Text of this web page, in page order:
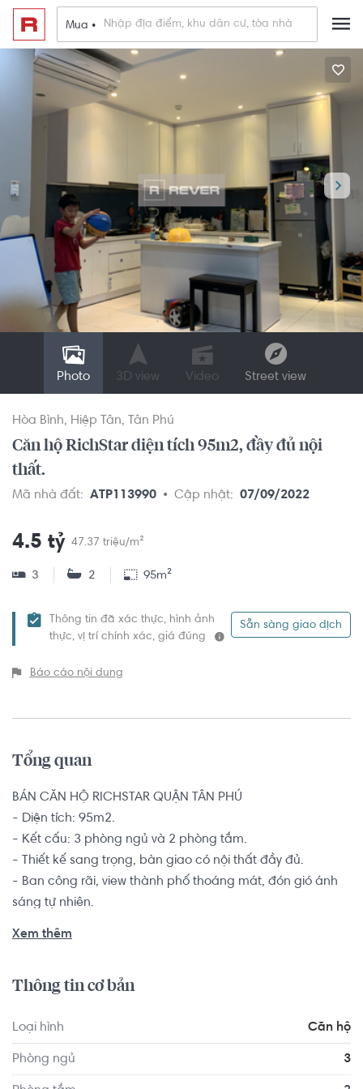
Mua •
Photo 3D view Video Street view
Hòa Bình Hiệp Tân Tân Phú
Căn hộ RichStar diện tích 95m2, đầy đủ nội
thất.
Mã nhà đất: ATP113990 Cập nhật: 07/09/2022
4.5 tỷ 47.37 triệu/m²
3 2 95m²
Thông tin đã xác thực, hình ảnh
thực, vị trí chính xác, giá đúng
Sẵn sàng giao dịch
Báo cáo nội dung
Tổng quan
BÁN CĂN HỘ RICHSTAR QUẬN TÂN PHÚ
- Diện tích: 95m2.
- Kết cấu: 3 phòng ngủ và 2 phòng tắm.
- Thiết kế sang trọng, bàn giao có nội thất đầy đủ.
- Ban công rãi, view thành phố thoáng mát, đón gió ánh
sáng tự nhiên.
nhưng vẫn đủ riêng tư, có nhiều không gian hơn để thỏa
Tiện ích nội khu căn hộ RichStar đáp ứng đầy đủ nhu cầu
Xem thêm
Thông tin cơ bản
Loại hình Căn hộ
Phòng ngủ 3